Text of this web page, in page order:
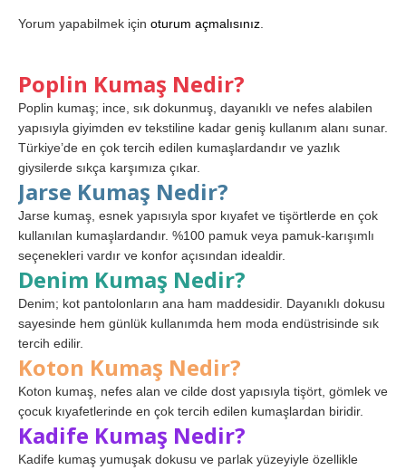
Yorum yapabilmek için oturum açmalısınız
Poplin Kumaş Nedir?
Poplin kumaş; ince, sık dokunmuş, dayanıklı ve nefes alabilen
yapısıyla giyimden ev tekstiline kadar geniş kullanım alanı sunar.
Türkiye’de en çok tercih edilen kumaşlardandır ve yazlık
giysilerde sıkça karşımıza çıkar.
Jarse Kumaş Nedir?
Jarse kumaş, esnek yapısıyla spor kıyafet ve tişörtlerde en çok
kullanılan kumaşlardandır. %100 pamuk veya pamuk-karışımlı
seçenekleri vardır ve konfor açısından idealdir.
Denim Kumaş Nedir?
Denim; kot pantolonların ana ham maddesidir. Dayanıklı dokusu
sayesinde hem günlük kullanımda hem moda endüstrisinde sık
tercih edilir.
Koton Kumaş Nedir?
Koton kumaş, nefes alan ve cilde dost yapısıyla tişört, gömlek ve
çocuk kıyafetlerinde en çok tercih edilen kumaşlardan biridir.
Kadife Kumaş Nedir?
Kadife kumaş yumuşak dokusu ve parlak yüzeyiyle özellikle